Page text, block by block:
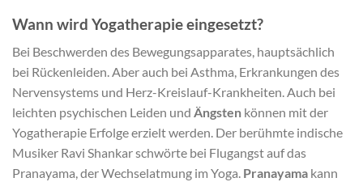
Wann wird Yogatherapie eingesetzt?
Bei Beschwerden des Bewegungsapparates, hauptsächlich
bei Rückenleiden. Aber auch bei Asthma, Erkrankungen des
Nervensystems und Herz-Kreislauf-Krankheiten. Auch bei
leichten psychischen Leiden und Ängsten können mit der
Yogatherapie Erfolge erzielt werden. Der berühmte indische
Musiker Ravi Shankar schwörte bei Flugangst auf das
Pranayama, der Wechselatmung im Yoga. Pranayama kann